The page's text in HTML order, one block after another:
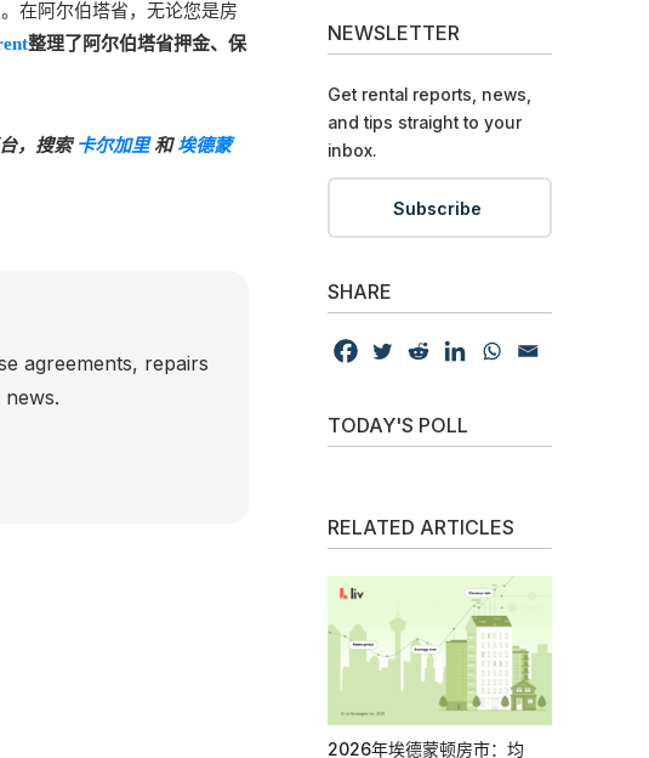
在阿尔伯塔省，无论您是房
整理了阿尔伯塔省押金、保
，搜索 卡尔加里和埃德蒙
agreements, repairs
NEWSLETTER
Get rental reports, news,
and tips straight to your
inbox.
Subscribe
SHARE
TODAY'S POLL
RELATED ARTICLES
2026年埃德蒙顿房市：均